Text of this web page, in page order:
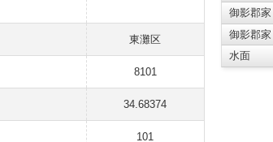
東灘区
8101
34.68374
101
御影郡家
御影郡家
水面